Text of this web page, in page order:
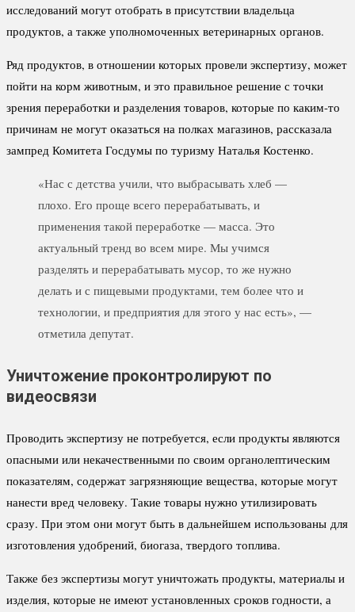
исследований могут отобрать в присутствии владельца
продуктов, а также уполномоченных ветеринарных органов.
Ряд продуктов, в отношении которых провели экспертизу, может
пойти на корм животным, и это правильное решение с точки
зрения переработки и разделения товаров, которые по каким-то
причинам не могут оказаться на полках магазинов, рассказала
зампред Комитета Госдумы по туризму Наталья Костенко.
«Нас с детства учили, что выбрасывать хлеб —
плохо. Его проще всего перерабатывать, и
применения такой переработке — масса. Это
актуальный тренд во всем мире. Мы учимся
разделять и перерабатывать мусор, то же нужно
делать и с пищевыми продуктами, тем более что и
технологии, и предприятия для этого у нас есть», —
отметила депутат.
Уничтожение проконтролируют по
видеосвязи
Проводить экспертизу не потребуется, если продукты являются
опасными или некачественными по своим органолептическим
показателям, содержат загрязняющие вещества, которые могут
нанести вред человеку. Такие товары нужно утилизировать
сразу. При этом они могут быть в дальнейшем использованы для
изготовления удобрений, биогаза, твердого топлива.
Также без экспертизы могут уничтожать продукты, материалы и
изделия, которые не имеют установленных сроков годности, а